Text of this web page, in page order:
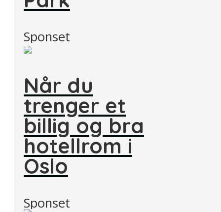
Sponset
Når du
trenger et
billig og bra
hotellrom i
Oslo
Sponset